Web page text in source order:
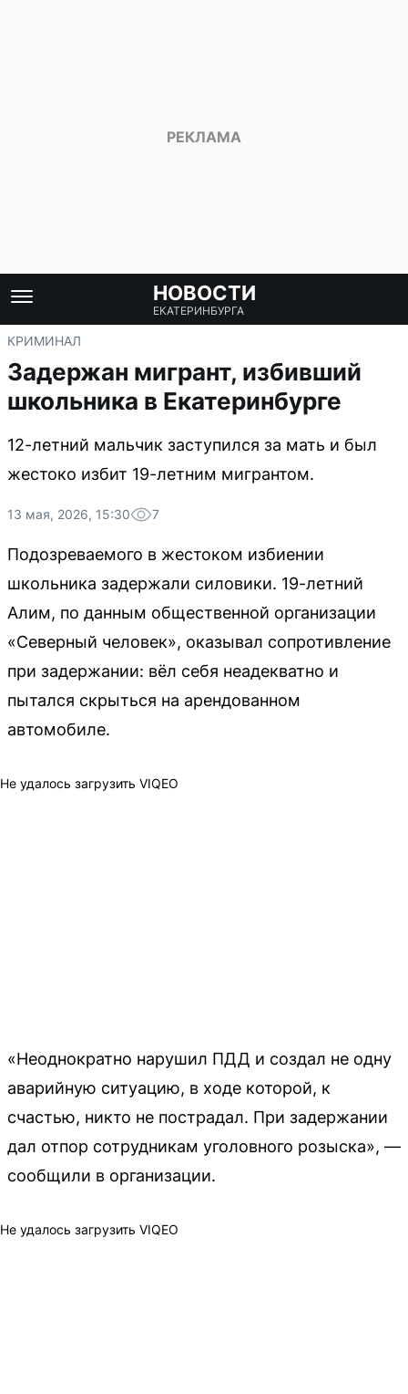
НОВОСТИ
ЕКАТЕРИНБУРГА
КРИМИНАЛ
Задержан мигрант, избивший
школьника в Екатеринбурге
12-летний мальчик заступился за мать и был
жестоко избит 19-летним мигрантом.
13 мая, 2026, 15:30 7
Подозреваемого в жестоком избиении
школьника задержали силовики. 19-летний
Алим, по данным общественной организации
«Северный человек», оказывал сопротивление
при задержании: вёл себя неадекватно и
пытался скрыться на арендованном
автомобиле.
Не удалось загрузить VIQEO
«Неоднократно нарушил ПДД и создал не одну
аварийную ситуацию, в ходе которой, к
счастью, никто не пострадал. При задержании
дал отпор сотрудникам уголовного розыска», —
сообщили в организации.
Не удалось загрузить VIQEO